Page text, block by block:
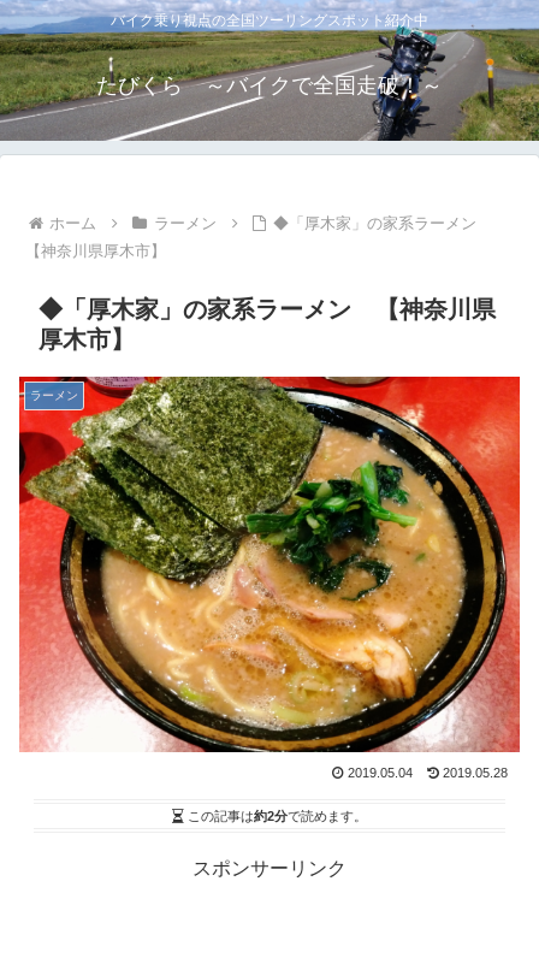
バイク乗り視点の全国ツーリングスポット紹介中
たびくら ～バイクで全国走破！～
ホーム ラーメン
◆「厚木家」の家系ラーメン
【神奈川県厚木市】
◆「厚木家」の家系ラーメン 【神奈川県
厚木市】
ラーメン
2019.05.04 2019.05.28
この記事は約2分で読めます。
スポンサーリンク